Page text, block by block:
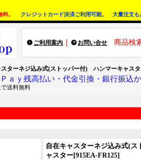
。 クレジットカード決済ご利用可能。 大量注文も
ご利用案内 ｜ お問い合せ 商品検
スターネジ込み式(ストッパー付) ハンマーキャス
ａｙ残高払い・代金引換・銀行振込
送料無料
自在キャスターネジ込み式(
ャスター[915EA-FR125]